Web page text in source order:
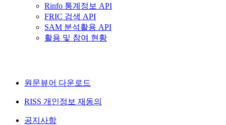
Rinfo 통계정보 API
FRIC 검색 API
SAM 분석활용 API
활용 및 참여 현황
원문뷰어 다운로드
RISS 개인정보 재동의
공지사항